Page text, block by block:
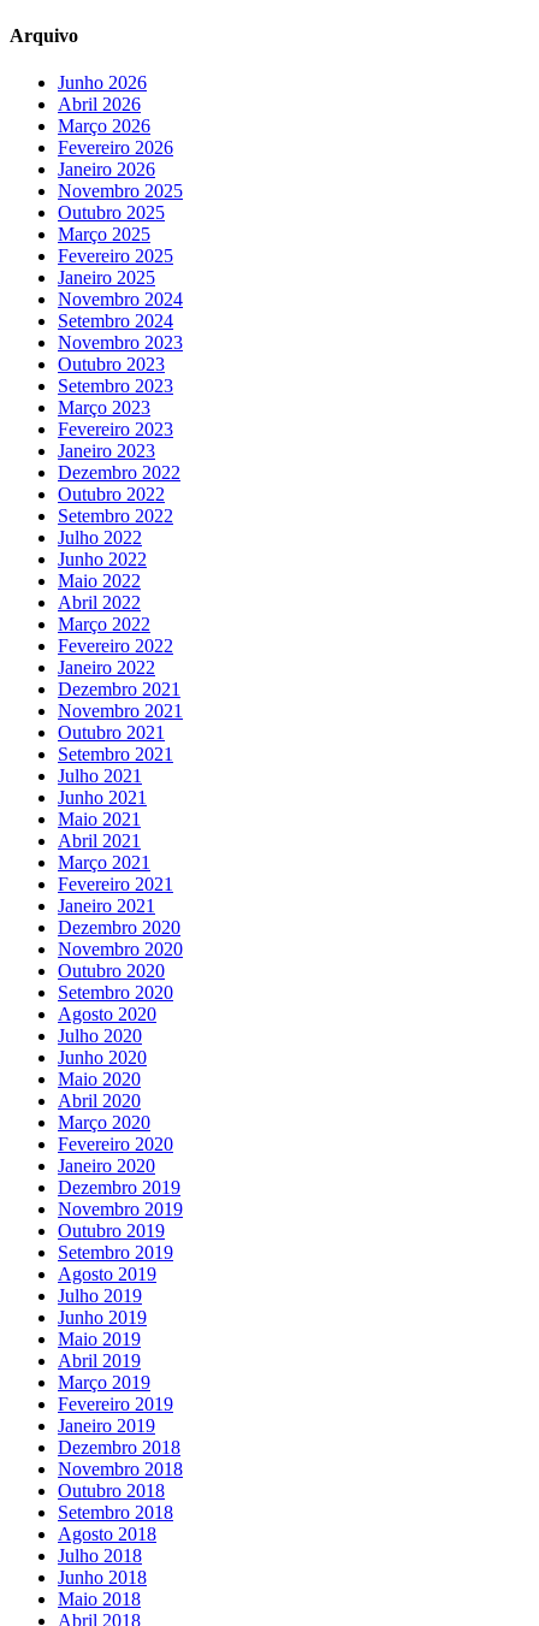
Arquivo
Junho 2026
Abril 2026
Março 2026
Fevereiro 2026
Janeiro 2026
Novembro 2025
Outubro 2025
Março 2025
Fevereiro 2025
Janeiro 2025
Novembro 2024
Setembro 2024
Novembro 2023
Outubro 2023
Setembro 2023
Março 2023
Fevereiro 2023
Janeiro 2023
Dezembro 2022
Outubro 2022
Setembro 2022
Julho 2022
Junho 2022
Maio 2022
Abril 2022
Março 2022
Fevereiro 2022
Janeiro 2022
Dezembro 2021
Novembro 2021
Outubro 2021
Setembro 2021
Julho 2021
Junho 2021
Maio 2021
Abril 2021
Março 2021
Fevereiro 2021
Janeiro 2021
Dezembro 2020
Novembro 2020
Outubro 2020
Setembro 2020
Agosto 2020
Julho 2020
Junho 2020
Maio 2020
Abril 2020
Março 2020
Fevereiro 2020
Janeiro 2020
Dezembro 2019
Novembro 2019
Outubro 2019
Setembro 2019
Agosto 2019
Julho 2019
Junho 2019
Maio 2019
Abril 2019
Março 2019
Fevereiro 2019
Janeiro 2019
Dezembro 2018
Novembro 2018
Outubro 2018
Setembro 2018
Agosto 2018
Julho 2018
Junho 2018
Maio 2018
Abril 2018